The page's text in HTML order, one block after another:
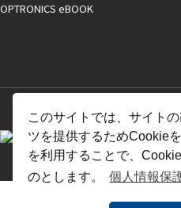
このサイトでは、サイト
ツを提供するためCookie
を利用することで、
のとします。
個人情報保
OPTRONICS eBOOK